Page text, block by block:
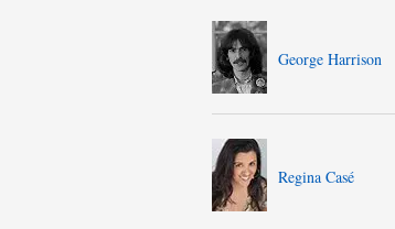
George Harrison
Regina Casé